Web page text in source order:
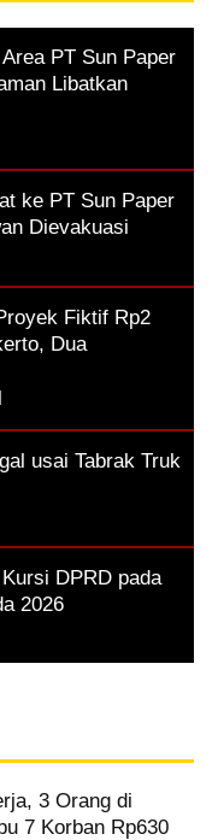
PT Sun Paper
Libatkan
ke PT Sun Paper
Dievakuasi
Fiktif Rp2
Dua
usai Tabrak Truk
DPRD pada
2026
3 Orang di
7 Korban Rp630